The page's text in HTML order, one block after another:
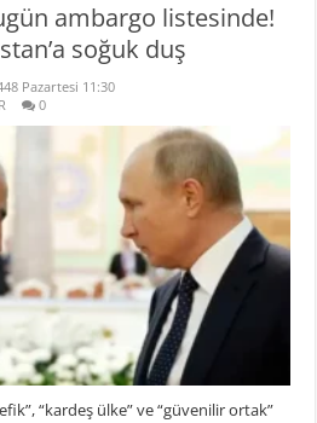
ambargo listesinde!
soğuk duş
Pazartesi 11:30
0
“kardeş ülke” ve “güvenilir ortak”